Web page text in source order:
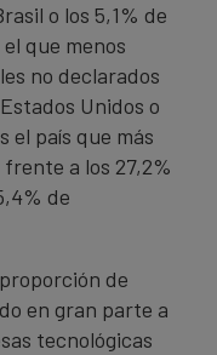
o los 5,1% de
que menos
no declarados
Unidos o
el país que más
a los 27,2%
de
de
en gran parte a
tecnológicas